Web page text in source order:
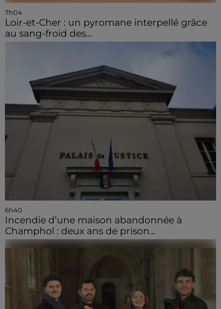
7h04
Loir-et-Cher : un pyromane interpellé grâce
au sang-froid des...
6h40
Incendie d’une maison abandonnée à
Champhol : deux ans de prison...